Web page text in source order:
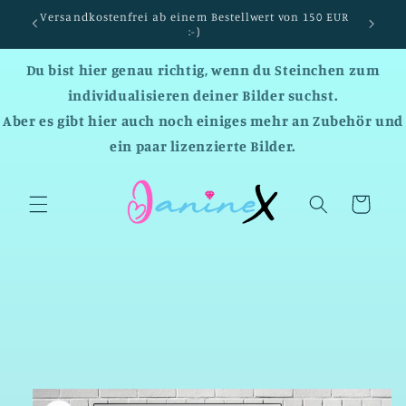
zum
Versandkostenfrei ab einem Bestellwert von 150 EUR
:-)
Du bist hier genau richtig, wenn du Steinchen zum
individualisieren deiner Bilder suchst.
Aber es gibt hier auch noch einiges mehr an Zubehör und
ein paar lizenzierte Bilder.
Warenkorb